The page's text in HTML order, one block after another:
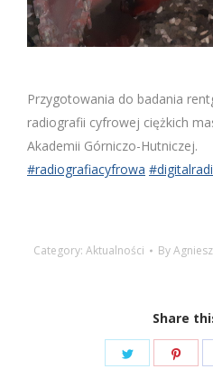
Przygotowania do badania
radiografii cyfrowej ciężkich
Akademii Górniczo-Hutniczej.
#radiografiacyfrowa
Category: Aktualności By
Share
Share